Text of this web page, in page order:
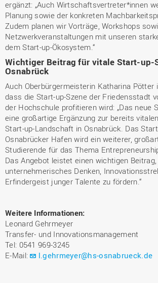
ergänzt: „Auch Wirtschaftsvertreter*innen
Planung sowie der konkreten
Zudem planen wir Vorträge, Workshops
Netzwerkveranstaltungen mit unseren
dem Start-up-Ökosystem.“
Wichtiger Beitrag für vitale Start-up-
Osnabrück
Auch Oberbürgermeisterin Katharina Pötter
dass die Start-up-Szene der Friedensstadt
der Hochschule profitieren wird: „Das neue
eine großartige Ergänzung zur bereits
Start-up-Landschaft in Osnabrück. Das
Osnabrücker Hafen wird ein weiterer,
Studierende für das Thema
Das Angebot leistet einen wichtigen
unternehmerisches Denken,
Erfindergeist junger Talente zu fördern.“
Weitere Informationen:
Leonard Gehrmeyer
Transfer- und Innovationsmanagement
Tel: 0541 969-3245
E-Mail:
l.gehrmeyer@hs-osnabrueck.de